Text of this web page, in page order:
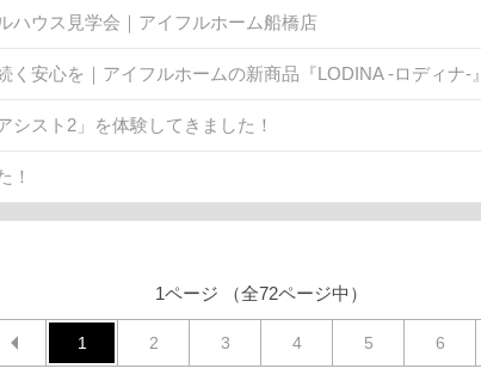
ハウス見学会｜アイフルホーム船橋店
く安心を｜アイフルホームの新商品『LODINA -ロディナ-』
シスト2」を体験してきました！
！
1ページ （全72ページ中）
1 2 3 4 5 6